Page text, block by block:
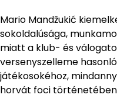
Mario Mandžukić
sokoldalúsága,
miatt a klub- és
versenyszelleme
játékosokéhoz,
horvát foci